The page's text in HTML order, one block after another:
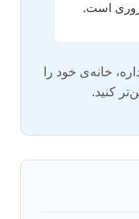
است.
خانه‌ی خود را
کنید.